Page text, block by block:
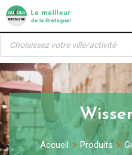
Skip
content
Recherche
produits
Accueil Produits